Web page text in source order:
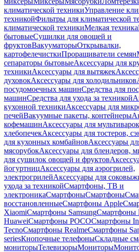
климатической техникиУправление
техникойФильтры для климатической
климатической техникиМелкая техника
бытовыеСушилки для овощей и
фруктовВакууматорыОткрывалки,
картофелечисткиПроращиватели семян
сепараторы бытовыеАксессуары для
техникиАксессуары для вытяжек
духовокАксессуары для холодильников
посудомоечных машинСредства для
машинСредства для ухода за техникой
кухонной техникиАксессуары для
печейВакуумные пакеты, контейнеры
кофемашинАксессуары для
хлебопечекАксессуары для тостеров,
для кухонных комбайновАксессуары
мясорубокАксессуары для блендеров,
для сушилок овощей и фруктов
йогуртницАксессуары для аэрогрилей,
электрогрилейАксессуары для
ухода за техникойСмартфоны, ТВ и
электроникаСмартфоныСмартфоны
восстановленныеСмартфоны Apple
XiaomiСмартфоны SamsungСмартфоны
HuaweiСмартфоны POCOСмартфоны
TecnoСмартфоны RealmeСмартфоны
seriesКнопочные телефоныСкладные
мониторыТелевизорыМониторы